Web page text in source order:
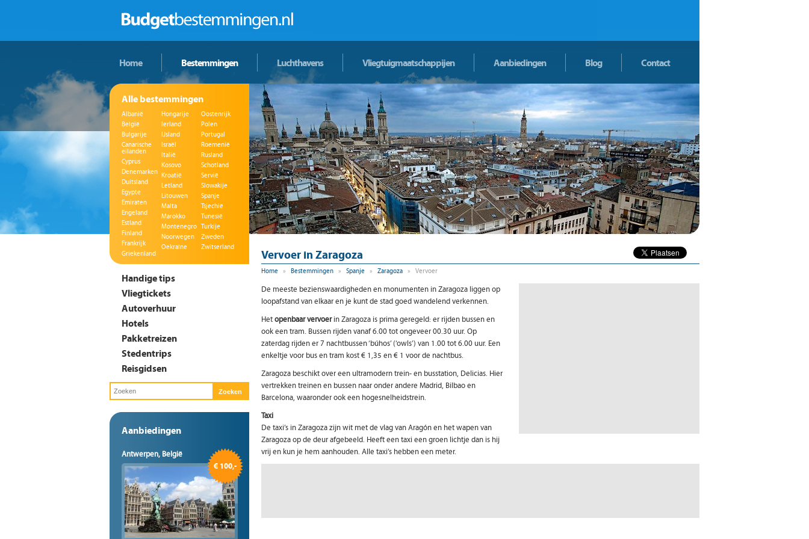
Home Bestemmingen Luchthavens Vliegtuigmaatschappijen Aanbiedingen Blog Contact
Alle bestemmingen
Albanië
België
Bulgarije
Canarische
eilanden
Cyprus
Denemarken
Duitsland
Egypte
Emiraten
Engeland
Estland
Finland
Frankrijk
Griekenland
Hongarije
Ierland
IJsland
Israël
Italië
Kosovo
Kroatië
Letland
Litouwen
Malta
Marokko
Montenegro
Noorwegen
Oekraïne
Oostenrijk
Polen
Portugal
Roemenië
Rusland
Schotland
Servië
Slowakije
Spanje
Tsjechië
Tunesië
Turkije
Zweden
Zwitserland
Handige tips
Vliegtickets
Autoverhuur
Hotels
Pakketreizen
Stedentrips
Reisgidsen
Aanbiedingen
Antwerpen, België
€ 100,-
Vervoer in Zaragoza
Home » Bestemmingen » Spanje » Zaragoza » Vervoer
De meeste bezienswaardigheden en monumenten in Zaragoza liggen op
loopafstand van elkaar en je kunt de stad goed wandelend verkennen.
Hetopenbaar vervoerin Zaragoza is prima geregeld: er rijden bussen en
ook een tram. Bussen rijden vanaf 6.00 tot ongeveer 00.30 uur. Op
zaterdag rijden er 7 nachtbussen ‘búhos’ (‘owls’) van 1.00 tot 6.00 uur. Een
enkeltje voor bus en tram kost € 1,35 en € 1 voor de nachtbus.
Zaragoza beschikt over een ultramodern trein- en busstation, Delicias. Hier
vertrekken treinen en bussen naar onder andere Madrid, Bilbao en
Barcelona, waaronder ook een hogesnelheidstrein.
Taxi
De taxi’s in Zaragoza zijn wit met de vlag van Aragón en het wapen van
Zaragoza op de deur afgebeeld. Heeft een taxi een groen lichtje dan is hij
vrij en kun je hem aanhouden. Alle taxi’s hebben een meter.